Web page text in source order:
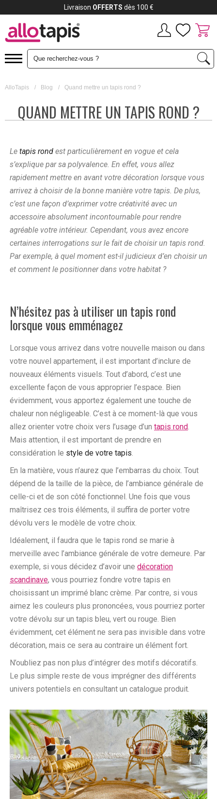
AlloTapis / Blog / Quand mettre un tapis rond ?
QUAND METTRE UN TAPIS ROND ?
Le tapis rond est particulièrement en vogue et cela
s’explique par sa polyvalence. En effet, vous allez
rapidement mettre en avant votre décoration lorsque vous
arrivez à choisir de la bonne manière votre tapis. De plus,
c’est une façon d’exprimer votre créativité avec un
accessoire absolument incontournable pour rendre
agréable votre intérieur. Cependant, vous avez encore
certaines interrogations sur le fait de choisir un tapis rond.
Par exemple, à quel moment est-il judicieux d’en choisir un
et comment le positionner dans votre habitat ?
N’hésitez pas à utiliser un tapis rond
lorsque vous emménagez
Lorsque vous arrivez dans votre nouvelle maison ou dans
votre nouvel appartement, il est important d’inclure de
nouveaux éléments visuels. Tout d’abord, c’est une
excellente façon de vous approprier l’espace. Bien
évidemment, vous apportez également une touche de
chaleur non négligeable. C’est à ce moment-là que vous
allez orienter votre choix vers l’usage d’un tapis rond
Mais attention, il est important de prendre en
considération le style de votre tapis
En la matière, vous n’aurez que l’embarras du choix. Tout
dépend de la taille de la pièce, de l’ambiance générale de
celle-ci et de son côté fonctionnel. Une fois que vous
maîtrisez ces trois éléments, il suffira de porter votre
dévolu vers le modèle de votre choix.
Idéalement, il faudra que le tapis rond se marie à
merveille avec l’ambiance générale de votre demeure. Par
exemple, si vous décidez d’avoir une décoration
scandinave, vous pourriez fondre votre tapis en
choisissant un imprimé blanc crème. Par contre, si vous
aimez les couleurs plus prononcées, vous pourriez porter
votre dévolu sur un tapis bleu, vert ou rouge. Bien
évidemment, cet élément ne sera pas invisible dans votre
décoration, mais ce sera au contraire un élément fort.
N’oubliez pas non plus d’intégrer des motifs décoratifs.
Le plus simple reste de vous imprégner des différents
univers potentiels en consultant un catalogue produit.
Payez jusqu'à12x